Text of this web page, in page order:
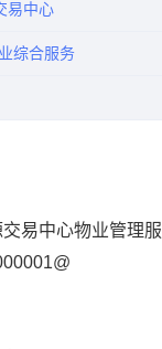
易中心
综合服务
易中心物业管理